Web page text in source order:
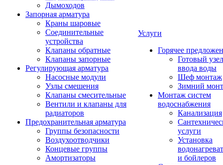
Дымоходов
Запорная арматура
Краны шаровые
Соединительные
устройства
Клапаны обратные
Клапаны запорные
Регулирующая арматура
Насосные модули
Узлы смешения
Клапаны смесительные
Вентили и клапаны для
радиаторов
Предохранительная арматура
Группы безопасности
Воздухоотводчики
Концевые группы
Амортизаторы
Услуги
Горячее
Готовый узел
ввода воды
Шеф монтаж
Зимний
Монтаж систем
водоснабжения
Канализация
услуги
Установка
и бойлеров